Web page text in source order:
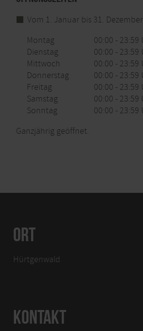
Vom 1. Januar bis 31. Dezember
Montag
00:00 - 23:59
Dienstag
00:00 - 23:59
Mittwoch
00:00 - 23:59
Donnerstag
00:00 - 23:59
Freitag
00:00 - 23:59
Samstag
00:00 - 23:59
Sonntag
00:00 - 23:59
Ganzjährig geöffnet.
ORT
Hürtgenwald
KONTAKT